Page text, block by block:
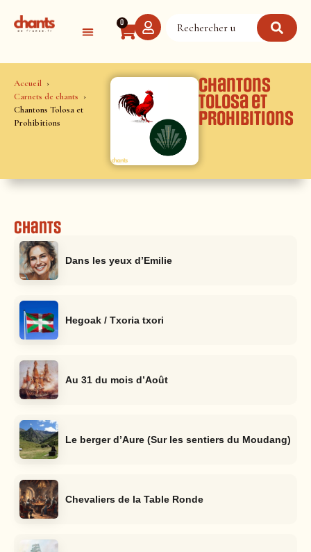
0
Accueil
Carnets de chants
Chantons Tolosa et
Prohibitions
Chantons
Tolosa et
Prohibitions
Chants
Dans les yeux d’Emilie
Hegoak / Txoria txori
Au 31 du mois d’Août
Le berger d’Aure (Sur les sentiers du Moudang)
Chevaliers de la Table Ronde